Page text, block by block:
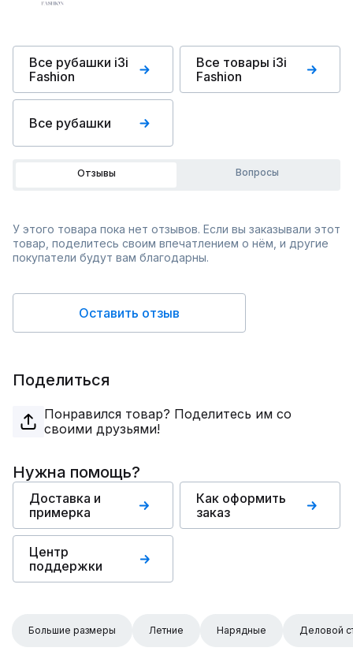
Все рубашки i3i
Fashion
Все товары i3i
Fashion
Все рубашки
Отзывы Вопросы
У этого товара пока нет отзывов. Если вы заказывали этот
товар, поделитесь своим впечатлением о нём, и другие
покупатели будут вам благодарны.
Оставить отзыв
Поделиться
Понравился товар? Поделитесь им со
своими друзьями!
Нужна помощь?
Доставка и
примерка
Как оформить
заказ
Центр
поддержки
Большие размеры Летние Нарядные Деловой